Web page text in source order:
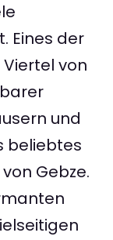
Eines der
von
und
beliebtes
Gebze.